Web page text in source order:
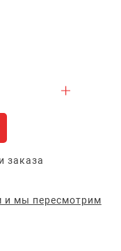
заказа
и мы пересмотрим